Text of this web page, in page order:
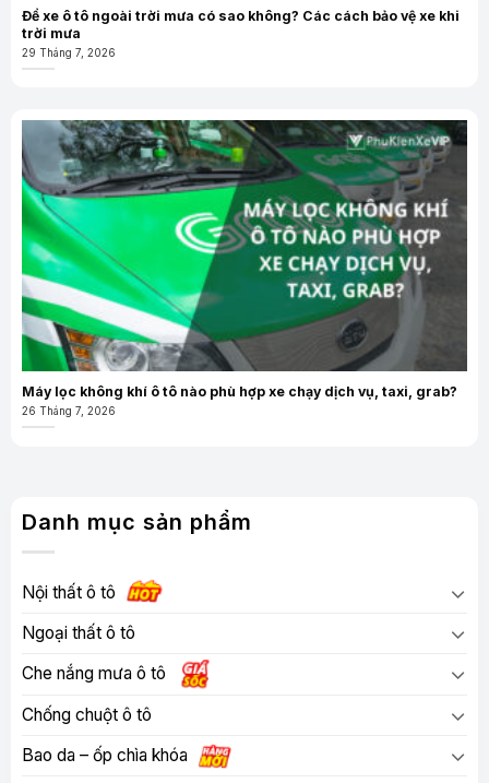
Để xe ô tô ngoài trời mưa có sao không? Các cách bảo vệ xe khi
trời mưa
29 Tháng 7, 2026
Máy lọc không khí ô tô nào phù hợp xe chạy dịch vụ, taxi, grab?
26 Tháng 7, 2026
Danh mục sản phẩm
Nội thất ô tô
Ngoại thất ô tô
Che nắng mưa ô tô
Chống chuột ô tô
Bao da – ốp chìa khóa